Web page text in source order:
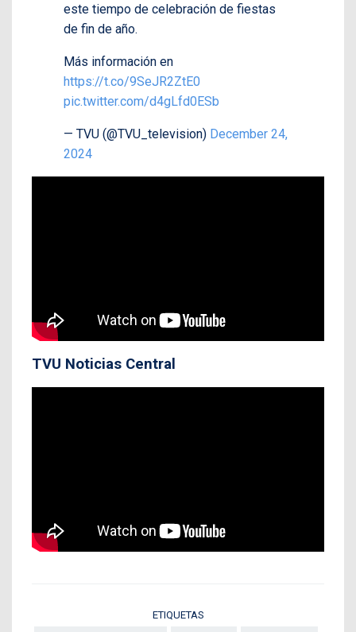
este tiempo de celebración de fiestas
de fin de año.
Más información en
https://t.co/9SeJR2ZtE0
pic.twitter.com/d4gLfd0ESb
— TVU (@TVU_television) December 24,
2024
TVU Noticias Central
ETIQUETAS